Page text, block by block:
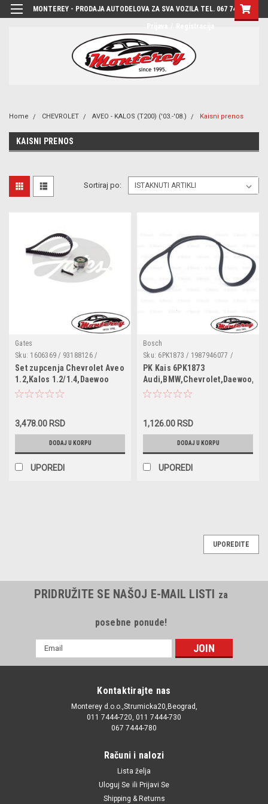
MONTEREY - PRODAJA AUTODELOVA ZA SVA VOZILA TEL. 067 7444-780
Home CHEVROLET AVEO - KALOS (T200) ('03.-'08.) Kaisni prenos
KAISNI PRENOS
Sortiraj po:
Gates
Sku: 1606369 / 93188126 /
K015310XS / VKMA05121 /
CT874K1 / KTB221
Set zupcenja Chevrolet Aveo
1.2,Kalos 1.2/1.4,Daewoo
Kalos 1.4,Lanos
1.2/1.4/1.6,Corsa A
1.2/1.4/1.6,Corsa B
1.2/1.4,Kadett E
1.4/1.6,Vectra B 1.6
3,478.00 RSD
DODAJ U KORPU
UPOREDI
Bosch
Sku: 6PK1873 / 1987946077 /
MR61873 / VKMV6PK1870 /
6PK1870 / AD06R1870 / 6PK1875 /
1870K6 / 1218100600 /
0500061870 / CA6PK1870 /
A0139974792 / 0139974792 /
PK Kais 6PK1873
1,126.00 RSD
DODAJ U KORPU
UPOREDI
1606369 / 93188126 / K015310XS / VKMA05121 / CT874K1 /
UPOREDITE
PRIDRUŽITE SE NAŠOJ E-MAIL LISTI za
posebne ponude!
mail
Kontaktirajte nas
Monterey d.o.o.,Strumicka20,Beograd,
011 7444-720, 011 7444-730
067 7444-780
Računi i nalozi
Lista želja
Uloguj Se ili Prijavi Se
Shipping & Returns